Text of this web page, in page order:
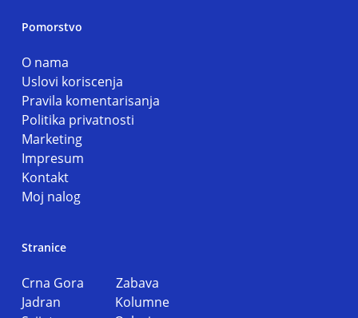
Pomorstvo
O nama
Uslovi koriscenja
Pravila komentarisanja
Politika privatnosti
Marketing
Impresum
Kontakt
Moj nalog
Stranice
Crna Gora Zabava
Jadran Kolumne